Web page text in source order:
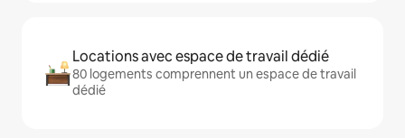
Locations avec espace de travail dédié
80 logements comprennent un espace de travail
dédié